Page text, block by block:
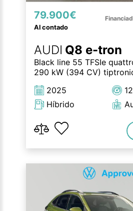
79.900€
Al contado
AUDI Q8 e-tron
Black line 55 TFSIe
290 kW (394 CV)
2025
Híbrido